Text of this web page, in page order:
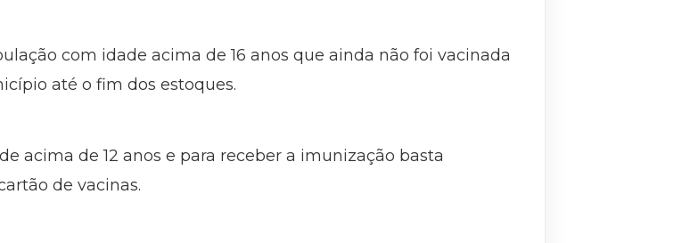
com idade acima de 16 anos que ainda não foi vacinada
até o fim dos estoques.
acima de 12 anos e para receber a imunização basta
de vacinas.